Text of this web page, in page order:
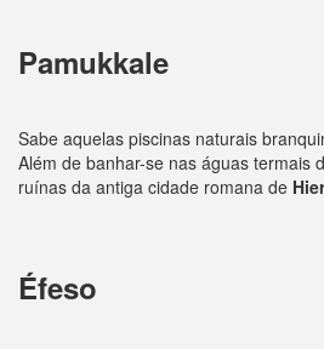
Pamukkale
Sabe aquelas piscinas naturais
Além de banhar-se nas águas termais
ruínas da antiga cidade romana de
Éfeso